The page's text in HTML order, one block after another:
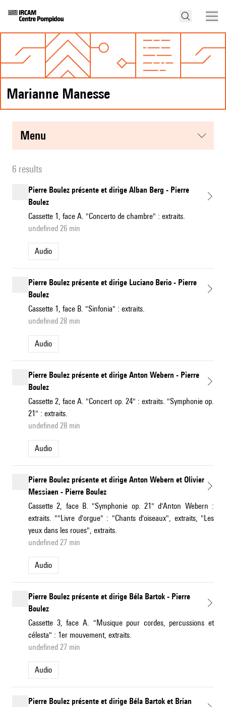
Marianne Manesse
menu
6 results
Pierre Boulez présente et dirige Alban Berg - Pierre
Boulez
Cassette 1, face A. "Concerto de chambre" : extraits.
undefined 26 min
Audio
Pierre Boulez présente et dirige Luciano Berio - Pierre
Boulez
Cassette 1, face B. "Sinfonia" : extraits.
undefined 28 min
Audio
Pierre Boulez présente et dirige Anton Webern - Pierre
Boulez
Cassette 2, face A. "Concert op. 24" : extraits. "Symphonie op.
21" : extraits.
undefined 28 min
Audio
Pierre Boulez présente et dirige Anton Webern et Olivier
Messiaen - Pierre Boulez
Cassette 2, face B. "Symphonie op. 21" d'Anton Webern :
extraits. ""Livre d'orgue" : "Chants d'oiseaux", extraits, "Les
yeux dans les roues", extraits.
undefined 27 min
Audio
Pierre Boulez présente et dirige Béla Bartok - Pierre
Boulez
Cassette 3, face A. "Musique pour cordes, percussions et
célesta" : 1er mouvement, extraits.
undefined 27 min
Audio
Pierre Boulez présente et dirige Béla Bartok et Brian